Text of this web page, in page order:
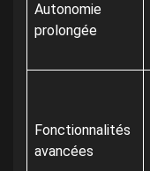
Autonomie
prolongée
Fonctionnalités
avancées